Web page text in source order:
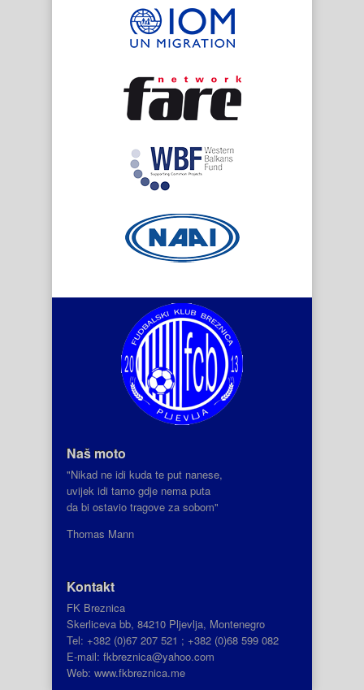
Naš moto
"Nikad ne idi kuda te put nanese,
uvijek idi tamo gdje nema puta
da bi ostavio tragove za sobom"
Thomas Mann
Kontakt
FK Breznica
Skerliceva bb, 84210 Pljevlja, Montenegro
Tel: +382 (0)67 207 521 ; +382 (0)68 599 082
E-mail: fkbreznica@yahoo.com
Web: www.fkbreznica.me